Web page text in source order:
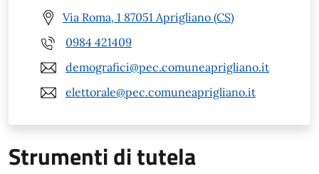
Via Roma, 1 87051 Aprigliano (CS)
0984 421409
demografici@pec.comuneaprigliano.it
elettorale@pec.comuneaprigliano.it
Strumenti di tutela